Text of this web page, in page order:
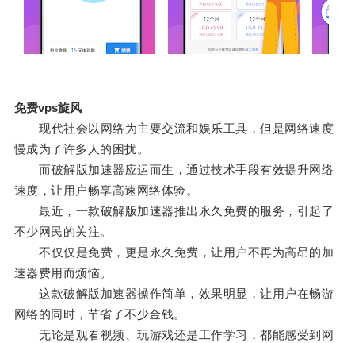
免费vps旋风
现代社会以网络为主要交流和娱乐工具，但是网络速度
慢成为了许多人的困扰。
而破解版加速器应运而生，通过技术手段有效提升网络
速度，让用户畅享高速网络体验。
最近，一款破解版加速器推出永久免费的服务，引起了
不少网民的关注。
不仅仅是免费，更是永久免费，让用户不再为高昂的加
速器费用而烦恼。
这款破解版加速器操作简单，效果明显，让用户在畅游
网络的同时，节省了不少金钱。
无论是观看视频、玩游戏还是工作学习，都能感受到网